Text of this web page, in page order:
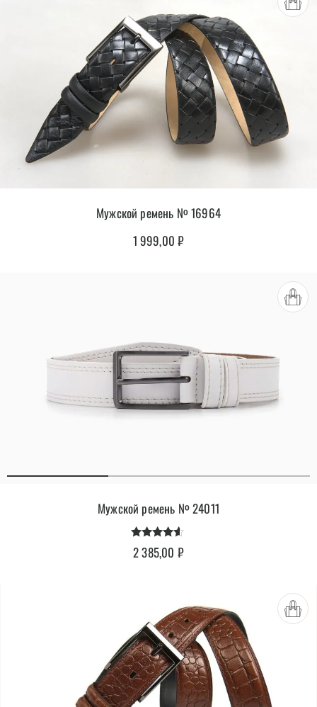
Мужской ремень № 16964
1 999,00₽
Мужской ремень № 24011
Оценка
4.40
2 385,00 ₽